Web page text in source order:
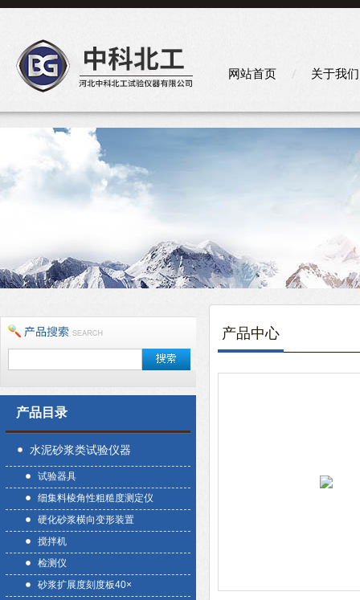
网站首页 关于我们
产品目录
水泥砂浆类试验仪器
试验器具
细集料棱角性粗糙度测定仪
硬化砂浆横向变形装置
搅拌机
检测仪
砂浆扩展度刻度板40×
产品中心